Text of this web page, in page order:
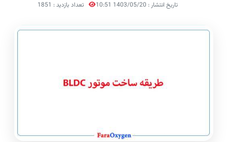
تاریخ انتشار : 1403/05/20 10:51 تعداد بازدید : 1851